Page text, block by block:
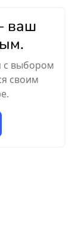
ваш
с выбором
своим